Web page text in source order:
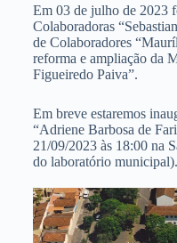
Em 03 de julho de 2023
Colaboradoras
de Colaboradores
reforma e ampliação da
Figueiredo Paiva”.
Em breve estaremos
“Adriene Barbosa de
21/09/2023 às 18:00 na
do laboratório municipal).